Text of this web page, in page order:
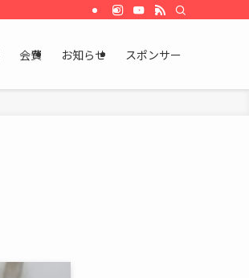
会費 お知らせ スポンサー